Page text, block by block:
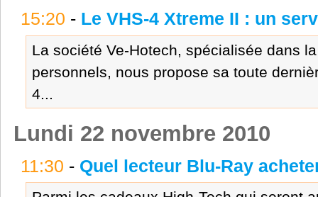
15:20 - Le VHS-4 Xtreme II : un
La société Ve-Hotech, spécialisée dans
personnels, nous propose sa toute
4...
Lundi 22 novembre 2010
11:30 - Quel lecteur Blu-Ray